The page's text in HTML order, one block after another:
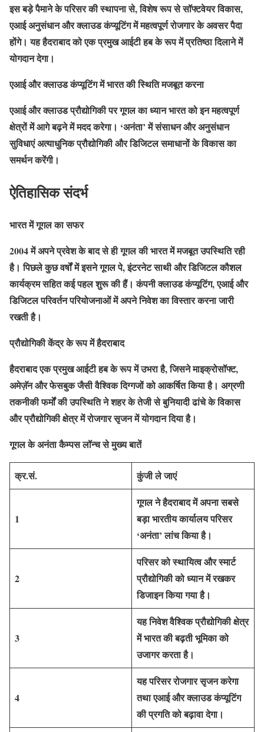
इस बड़े पैमाने के परिसर की स्थापना से, विशेष रूप से सॉफ्टवेयर विकास,
एआई अनुसंधान और क्लाउड कंप्यूटिंग में महत्वपूर्ण रोजगार के अवसर पैदा
होंगे। यह हैदराबाद को एक प्रमुख आईटी हब के रूप में प्रतिष्ठा दिलाने में
योगदान देगा।
एआई और क्लाउड कंप्यूटिंग में भारत की स्थिति मजबूत करना
एआई और क्लाउड प्रौद्योगिकी पर गूगल का ध्यान भारत को इन महत्वपूर्ण
क्षेत्रों में आगे बढ़ने में मदद करेगा। ‘अनंता’ में संसाधन और अनुसंधान
सुविधाएं अत्याधुनिक प्रौद्योगिकी और डिजिटल समाधानों के विकास का
समर्थन करेंगी।
ऐतिहासिक संदर्भ
भारत में गूगल का सफर
2004 में अपने प्रवेश के बाद से ही गूगल की भारत में मजबूत उपस्थिति रही
है। पिछले कुछ वर्षों में इसने गूगल पे, इंटरनेट साथी और डिजिटल कौशल
कार्यक्रम सहित कई पहल शुरू की हैं। कंपनी क्लाउड कंप्यूटिंग, एआई और
डिजिटल परिवर्तन परियोजनाओं में अपने निवेश का विस्तार करना जारी
रखती है।
प्रौद्योगिकी केंद्र के रूप में हैदराबाद
हैदराबाद एक प्रमुख आईटी हब के रूप में उभरा है, जिसने माइक्रोसॉफ्ट,
अमेज़ॅन और फेसबुक जैसी वैश्विक दिग्गजों को आकर्षित किया है। अग्रणी
तकनीकी फर्मों की उपस्थिति ने शहर के तेजी से बुनियादी ढांचे के विकास
और प्रौद्योगिकी क्षेत्र में रोजगार सृजन में योगदान दिया है।
गूगल के अनंता कैम्पस लॉन्च से मुख्य बातें
क्र.सं. कुंजी ले जाएं
1
गूगल ने हैदराबाद में अपना सबसे
बड़ा भारतीय कार्यालय परिसर
‘अनंता’ लांच किया है।
2
परिसर को स्थायित्व और स्मार्ट
प्रौद्योगिकी को ध्यान में रखकर
डिजाइन किया गया है।
3
यह निवेश वैश्विक प्रौद्योगिकी क्षेत्र
में भारत की बढ़ती भूमिका को
उजागर करता है।
4
यह परिसर रोजगार सृजन करेगा
तथा एआई और क्लाउड कंप्यूटिंग
की प्रगति को बढ़ावा देगा।